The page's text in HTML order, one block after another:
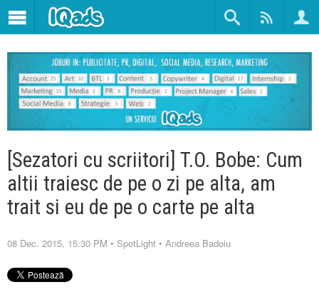
[Sezatori cu scriitori] T.O. Bobe: Cum
altii traiesc de pe o zi pe alta, am
trait si eu de pe o carte pe alta
08 Dec. 2015, 15:30 PM • SpotLight • Andreea Badoiu